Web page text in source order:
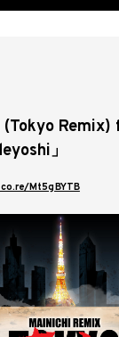
(Tokyo
」
Mt5gBYTB